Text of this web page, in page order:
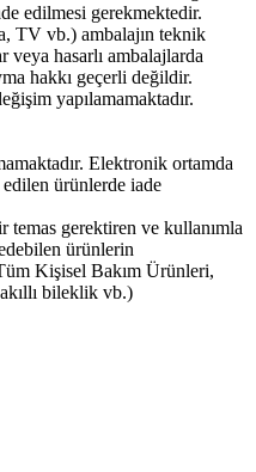
edilmesi gerekmektedir.
TV vb.) ambalajın teknik
veya hasarlı ambalajlarda
hakkı geçerli değildir.
yapılamamaktadır.
Elektronik ortamda
ürünlerde iade
temas gerektiren ve kullanımla
ürünlerin
Kişisel Bakım Ürünleri,
bileklik vb.)